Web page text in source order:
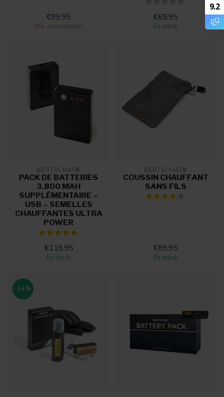
€99,95
Pré-commander
€69,95
En stock
BERTSCHAT®
PACK DE BATTERIES
3.800 MAH
SUPPLÉMENTAIRE –
USB – SEMELLES
CHAUFFANTES ULTRA
POWER
€119,95
En stock
BERTSCHAT®
COUSSIN CHAUFFANT
SANS FILS
€89,95
En stock
-14%
9.2